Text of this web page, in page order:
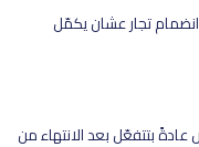
تجار عشان يكمّل
بتتفعّل بعد الانتهاء من